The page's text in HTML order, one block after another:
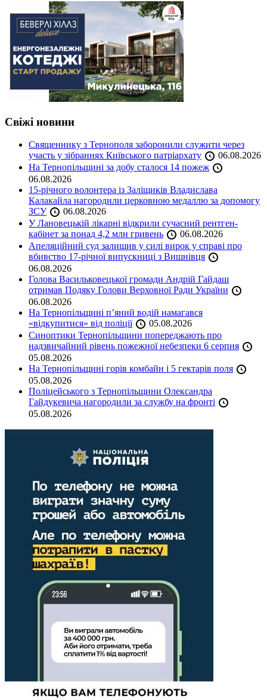
Свіжі новини
Священнику з Тернополя заборонили служити через
участь у зібраннях Київського патріархату
06.08.2026
На Тернопільщині за добу сталося 14 пожеж
06.08.2026
15-річного волонтера із Заліщиків Владислава
Калакайла нагородили церковною медаллю за допомогу
ЗСУ
06.08.2026
У Лановецькій лікарні відкрили сучасний рентген-
кабінет за понад 4,2 млн гривень
06.08.2026
Апеляційний суд залишив у силі вирок у справі про
вбивство 17-річної випускниці з Вишнівця
06.08.2026
Голова Васильковецької громади Андрій Гайдаш
отримав Подяку Голови Верховної Ради України
06.08.2026
На Тернопільщині п’яний водій намагався
«відкупитися» від поліції
05.08.2026
Синоптики Тернопільщини попереджають про
надзвичайний рівень пожежної небезпеки 6 серпня
05.08.2026
На Тернопільщині горів комбайн і 5 гектарів поля
05.08.2026
Поліцейського з Тернопільщини Олександра
Гайдукевича нагородили за службу на фронті
05.08.2026